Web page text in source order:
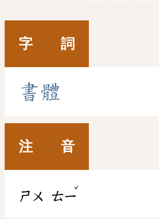
字 詞
書體
注 音
ㄕㄨ ㄊㄧ
ˇ